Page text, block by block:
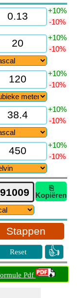
+10%
-10%
+10%
-10%
+10%
-10%
+10%
-10%
+10%
-10%
⎘
Kopiëren
Stappen
Reset 👍
Pdf